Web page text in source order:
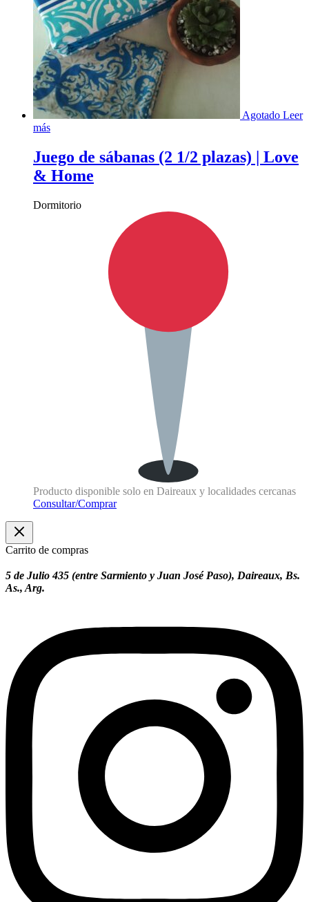
Agotado Leer
más
Juego de sábanas (2 1/2 plazas) | Love
& Home
Dormitorio
Producto disponible solo en Daireaux y localidades cercanas
Consultar/Comprar
Carrito de compras
5 de Julio 435 (entre Sarmiento y Juan José Paso), Daireaux, Bs.
As., Arg.